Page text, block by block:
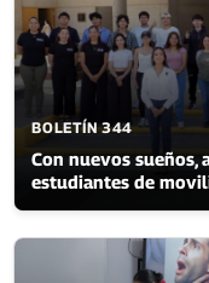
BOLETÍN 344
Con nuevos sueños,
estudiantes de